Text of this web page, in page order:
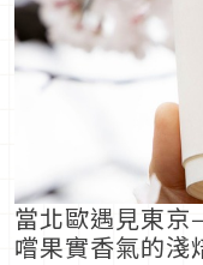
當北歐遇見東
嚐果實香氣的淺